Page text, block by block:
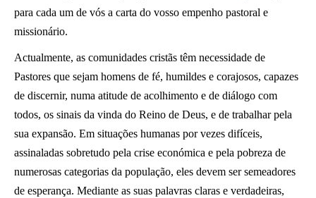
para cada um de vós a carta do vosso empenho pastoral e
missionário.
Actualmente, as comunidades cristãs têm necessidade de
Pastores que sejam homens de fé, humildes e corajosos, capazes
de discernir, numa atitude de acolhimento e de diálogo com
todos, os sinais da vinda do Reino de Deus, e de trabalhar pela
sua expansão. Em situações humanas por vezes difíceis,
assinaladas sobretudo pela crise económica e pela pobreza de
numerosas categorias da população, eles devem ser semeadores
de esperança. Mediante as suas palavras claras e verdadeiras,